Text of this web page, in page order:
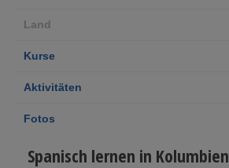
Land
Kurse
Aktivitäten
Fotos
Spanisch lernen in Kolumbien